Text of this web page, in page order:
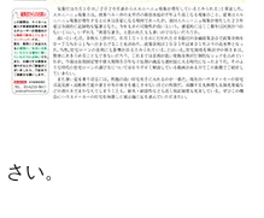
さい。